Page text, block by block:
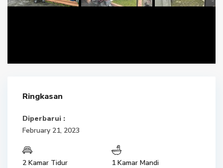
Ringkasan
Diperbarui :
February 21, 2023
2 Kamar Tidur 1 Kamar Mandi